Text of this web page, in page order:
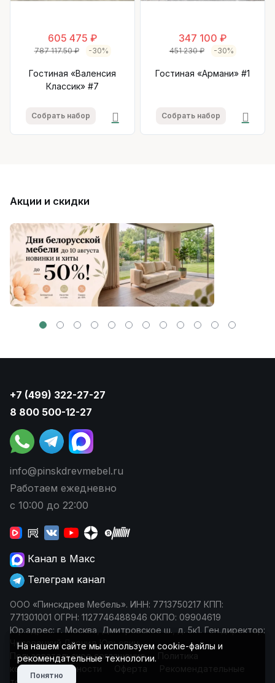
605 475 ₽
787 117.50 ₽ -30%
Гостиная «Валенсия
Классик» #7
Собрать набор
347 100 ₽
451 230 ₽ -30%
Гостиная «Армани» #1
Собрать набор
Акции и скидки
+7 (499) 322-27-27
8 800 500-12-27
info@pinskdrevmebel.ru
Работаем ежедневно
с 10:00 до 22:00
Канал в Макс
Телеграм канал
ООО «Пинскдрев Мебель». ИНН: 7713750217 КПП:
771301001 ОГРН: 1127746488946 ОКПО: 09904619
Юр.адрес: г. Москва, Дмитровское ш., д. 5к1. Ген.директор:
Чеповецкий Леонид Юрьевич
Пользовательское соглашение
Политика
конфиденциальности
Оферта
Рекомендательные
На нашем сайте мы используем cookie-файлы и
рекомендательные технологии.
Понятно